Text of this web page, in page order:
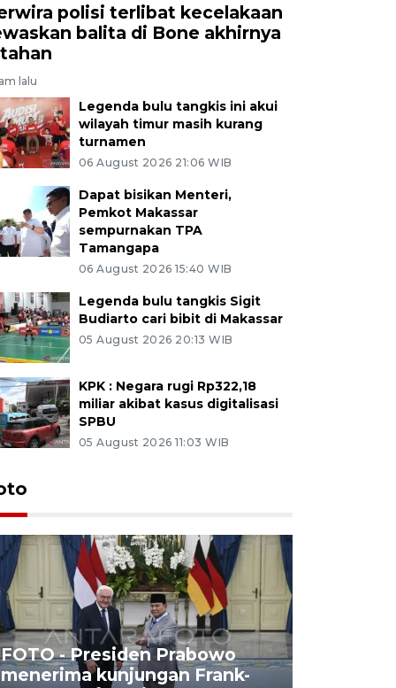
polisi terlibat kecelakaan
balita di Bone akhirnya
lalu
Legenda bulu tangkis ini akui
wilayah timur masih kurang
turnamen
06 August 2026 21:06 WIB
Dapat bisikan Menteri,
Pemkot Makassar
sempurnakan TPA
Tamangapa
06 August 2026 15:40 WIB
Legenda bulu tangkis Sigit
Budiarto cari bibit di Makassar
05 August 2026 20:13 WIB
KPK : Negara rugi Rp322,18
miliar akibat kasus digitalisasi
SPBU
05 August 2026 11:03 WIB
FOTO - Presiden Prabowo
menerima kunjungan Frank-